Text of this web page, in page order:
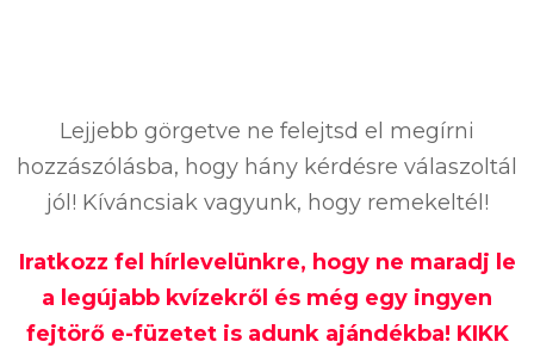
Lejjebb görgetve ne felejtsd el megírni
hozzászólásba, hogy hány kérdésre válaszoltál
jól! Kíváncsiak vagyunk, hogy remekeltél!
Iratkozz fel hírlevelünkre, hogy ne maradj le
a legújabb kvízekről és még egy ingyen
fejtörő e-füzetet is adunk ajándékba! KIKK